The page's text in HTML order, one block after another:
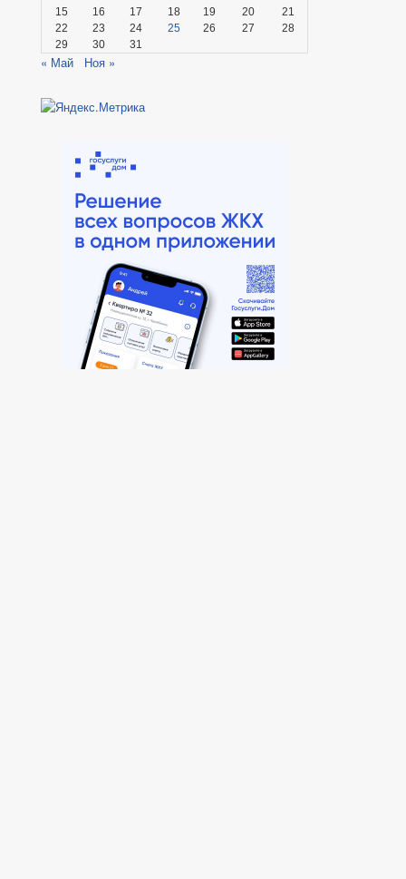
15
16 17 18 19 20
21
22
23 24 25 26 27
28
29
30 31
« Май Ноя »